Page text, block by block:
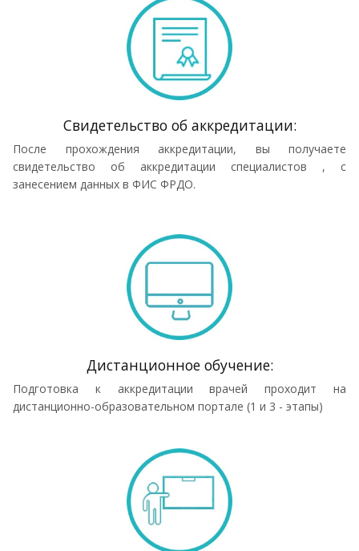
Cвидетельство об аккредитации:
После прохождения аккредитации, вы получаете
свидетельство об аккредитации специалистов , с
занесением данных в ФИС ФРДО.
Дистанционное обучение:
Подготовка к аккредитации врачей проходит на
дистанционно-образовательном портале (1 и 3 - этапы)